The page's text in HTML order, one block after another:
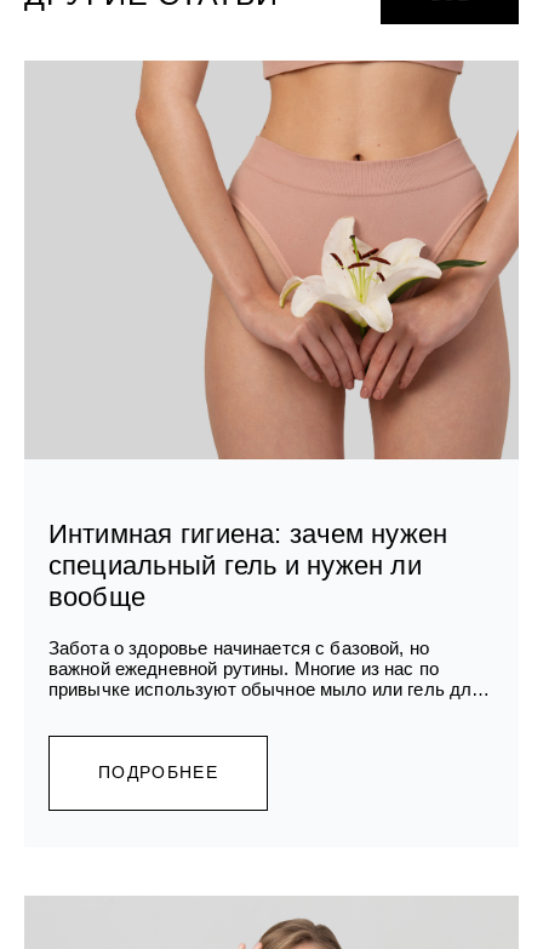
Интимная гигиена: зачем нужен
специальный гель и нужен ли
вообще
Забота о здоровье начинается с базовой, но
важной ежедневной рутины. Многие из нас по
привычке используют обычное мыло или гель для
дерматология единогласны: для этой деликатной
ПОДРОБНЕЕ